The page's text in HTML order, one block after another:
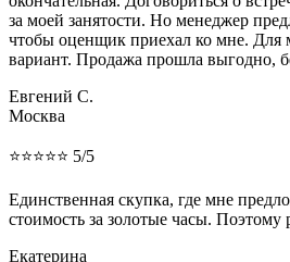
за моей занятости. Но менеджер
чтобы оценщик приехал ко мне. Для
вариант. Продажа прошла выгодно,
Евгений С.
Москва
⭐⭐⭐⭐⭐ 5/5
Единственная скупка, где мне
стоимость за золотые часы. Поэтому
Екатерина